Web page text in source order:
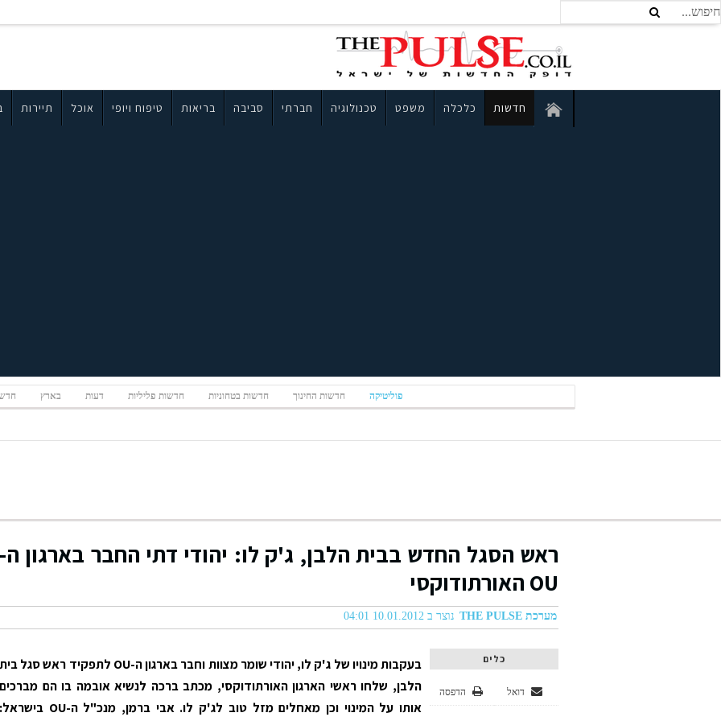
חדשות כלכלה משפט טכנולוגיה חברתי סביבה בריאות טיפוח ויופי אוכל תיירות
פוליטיקה חדשות החינוך חדשות בטחוניות חדשות פליליות דעות בארץ
ראש הסגל החדש בבית הלבן, ג'ק לו: יהודי דתי החבר בארגון ה-
OU האורתודוקסי
מערכת THE PULSE נוצר ב 10.01.2012 04:01
כלים
הדפסה דואל
בעקבות מינויו של ג'ק לו, יהודי שומר מצוות וחבר בארגון ה-OU לתפקיד ראש סגל בית
הלבן, שלחו ראשי הארגון האורתודוקסי, מכתב ברכה לנשיא אובמה בו הם מברכים
אותו על המינוי וכן מאחלים מזל טוב לג'ק לו. אבי ברמן, מנכ"ל ה-OU בישראל: